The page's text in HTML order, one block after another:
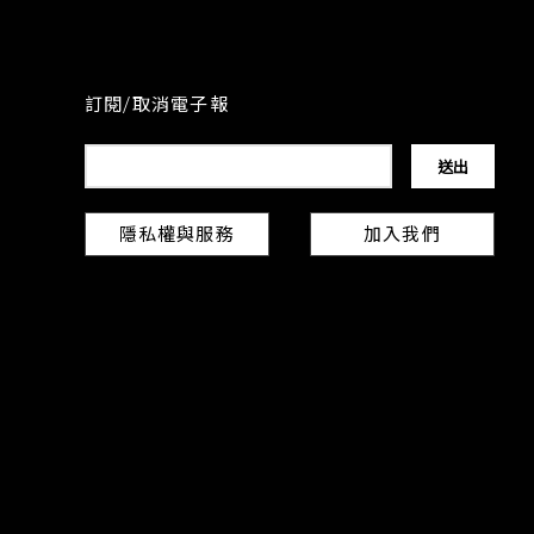
訂閱/取消電子報
隱私權與服務 加入我們